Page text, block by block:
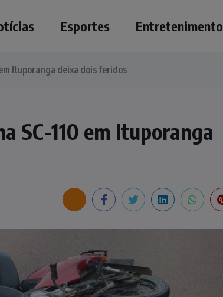
Esportes Entretenimento
Ituporanga deixa dois feridos
SC-110 em Ituporanga